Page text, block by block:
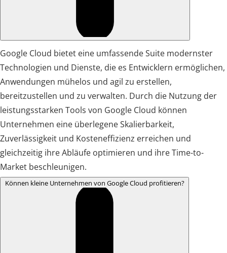
Google Cloud bietet eine umfassende Suite modernster
Technologien und Dienste, die es Entwicklern ermöglichen,
Anwendungen mühelos und agil zu erstellen,
bereitzustellen und zu verwalten. Durch die Nutzung der
leistungsstarken Tools von Google Cloud können
Unternehmen eine überlegene Skalierbarkeit,
Zuverlässigkeit und Kosteneffizienz erreichen und
gleichzeitig ihre Abläufe optimieren und ihre Time-to-
Market beschleunigen.
Können kleine Unternehmen von Google Cloud profitieren?